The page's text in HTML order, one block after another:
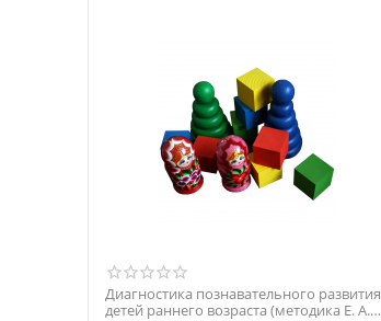
Диагностика познавательного развития
детей раннего возраста (методика Е. А.